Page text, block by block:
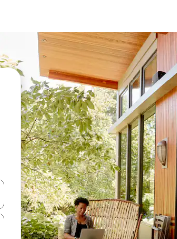
vya vishale vya juu na chini au uchunguze kwa